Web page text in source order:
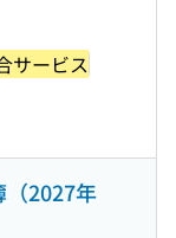
サービス
（2027年